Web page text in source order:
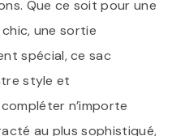
Que ce soit pour une
une sortie
spécial, ce sac
style et
n’importe
au plus sophistiqué,